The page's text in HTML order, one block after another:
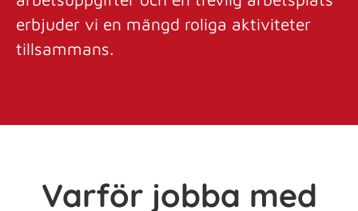
erbjuder vi en mängd roliga aktiviteter
tillsammans.
Varför jobba med